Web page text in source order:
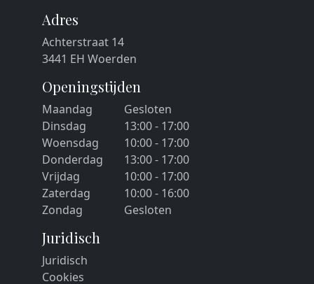
Adres
Achterstraat 14
3441 EH Woerden
Openingstijden
Maandag
Gesloten
Dinsdag
13:00 - 17:00
Woensdag
10:00 - 17:00
Donderdag
13:00 - 17:00
Vrijdag
10:00 - 17:00
Zaterdag
10:00 - 16:00
Zondag
Gesloten
Juridisch
Juridisch
Cookies